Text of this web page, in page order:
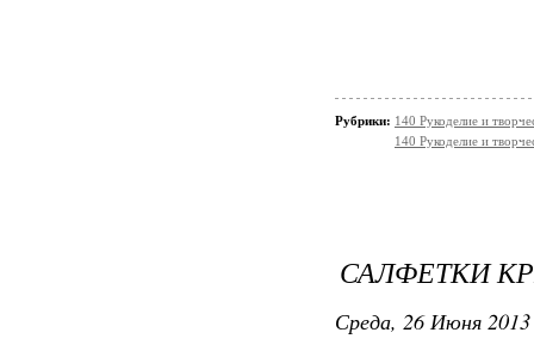
Рубрики: 140 Рукоделие и
140 Рукоделие и
САЛФЕТКИ
Среда, 26 Июня